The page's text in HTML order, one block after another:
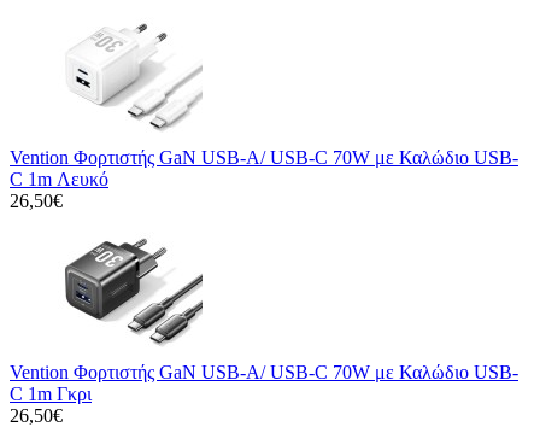
Vention Φορτιστής GaN USB-A/ USB-C 70W με Καλώδιο USB-
C 1m Λευκό
26,50€
Vention Φορτιστής GaN USB-A/ USB-C 70W με Καλώδιο USB-
C 1m Γκρι
26,50€